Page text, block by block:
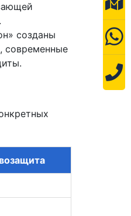
созданы
современные